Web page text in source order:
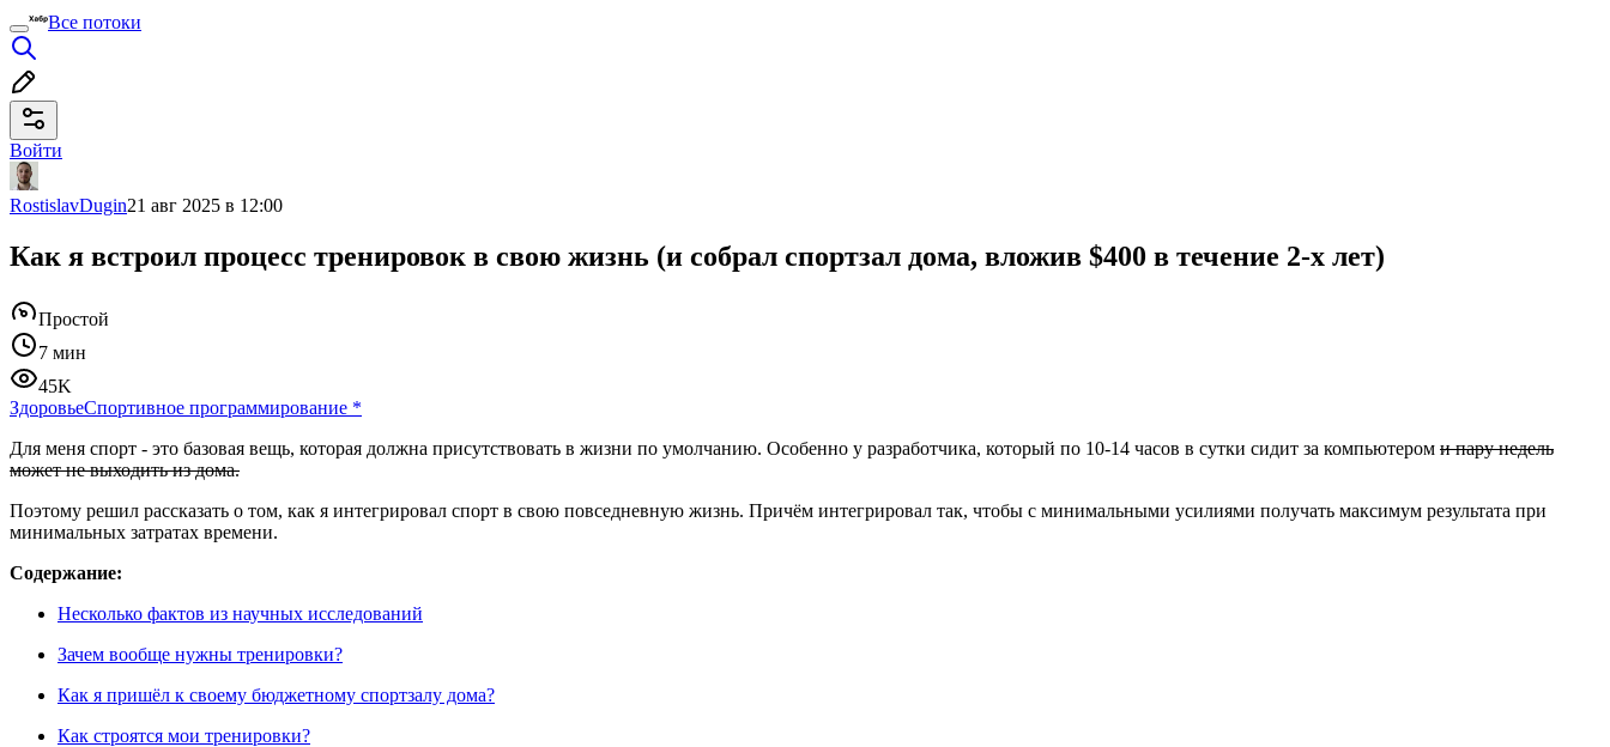
Все потоки
Войти
RostislavDugin21 авг 2025 в 12:00
Как я встроил процесс тренировок в свою жизнь (и собрал спортзал дома, вложив $400 в течение 2-х лет)
Простой
7 мин
45K
ЗдоровьеСпортивное программирование *
Для меня спорт - это базовая вещь, которая должна присутствовать в жизни по умолчанию. Особенно у разработчика, который по 10-14 часов в сутки сидит за компьютером и пару недель
может не выходить из дома.
Поэтому решил рассказать о том, как я интегрировал спорт в свою повседневную жизнь. Причём интегрировал так, чтобы с минимальными усилиями получать максимум результата при
минимальных затратах времени.
Содержание:
Несколько фактов из научных исследований
Зачем вообще нужны тренировки?
Как я пришёл к своему бюджетному спортзалу дома?
Как строятся мои тренировки?